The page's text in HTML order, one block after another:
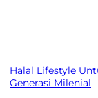
Halal Lifestyle
Generasi Milenial